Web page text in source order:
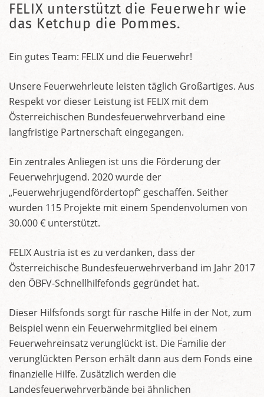
FELIX unterstützt die Feuerwehr wie
das Ketchup die Pommes.
Ein gutes Team: FELIX und die Feuerwehr!
Unsere Feuerwehrleute leisten täglich Großartiges. Aus
Respekt vor dieser Leistung ist FELIX mit dem
Österreichischen Bundesfeuerwehrverband eine
langfristige Partnerschaft eingegangen.
Ein zentrales Anliegen ist uns die Förderung der
Feuerwehrjugend. 2020 wurde der
„Feuerwehrjugendfördertopf“ geschaffen. Seither
wurden 115 Projekte mit einem Spendenvolumen von
30.000 € unterstützt.
FELIX Austria ist es zu verdanken, dass der
Österreichische Bundesfeuerwehrverband im Jahr 2017
den ÖBFV-Schnellhilfefonds gegründet hat.
Dieser Hilfsfonds sorgt für rasche Hilfe in der Not, zum
Beispiel wenn ein Feuerwehrmitglied bei einem
Feuerwehreinsatz verunglückt ist. Die Familie der
verunglückten Person erhält dann aus dem Fonds eine
finanzielle Hilfe. Zusätzlich werden die
Landesfeuerwehrverbände bei ähnlichen